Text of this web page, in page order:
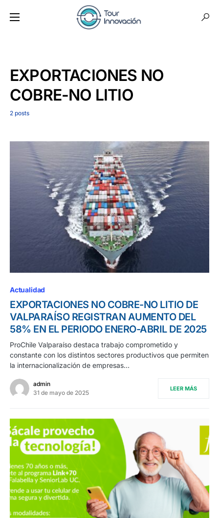
EXPORTACIONES NO
COBRE-NO LITIO
2 posts
Actualidad
EXPORTACIONES NO COBRE-NO LITIO DE
VALPARAÍSO REGISTRAN AUMENTO DEL
58% EN EL PERIODO ENERO-ABRIL DE 2025
ProChile Valparaíso destaca trabajo comprometido y
constante con los distintos sectores productivos que permiten
la internacionalización de empresas…
admin
31 de mayo de 2025
LEER MÁS